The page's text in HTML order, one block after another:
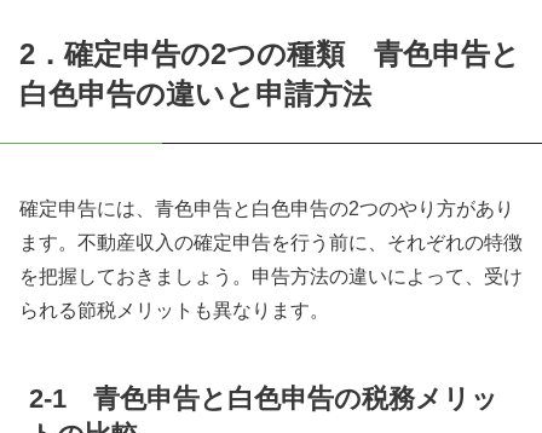
2．確定申告の2つの種類 青色申告と
白色申告の違いと申請方法
確定申告には、青色申告と白色申告の2つのやり方があり
ます。不動産収入の確定申告を行う前に、それぞれの特徴
を把握しておきましょう。申告方法の違いによって、受け
られる節税メリットも異なります。
2-1 青色申告と白色申告の税務メリッ